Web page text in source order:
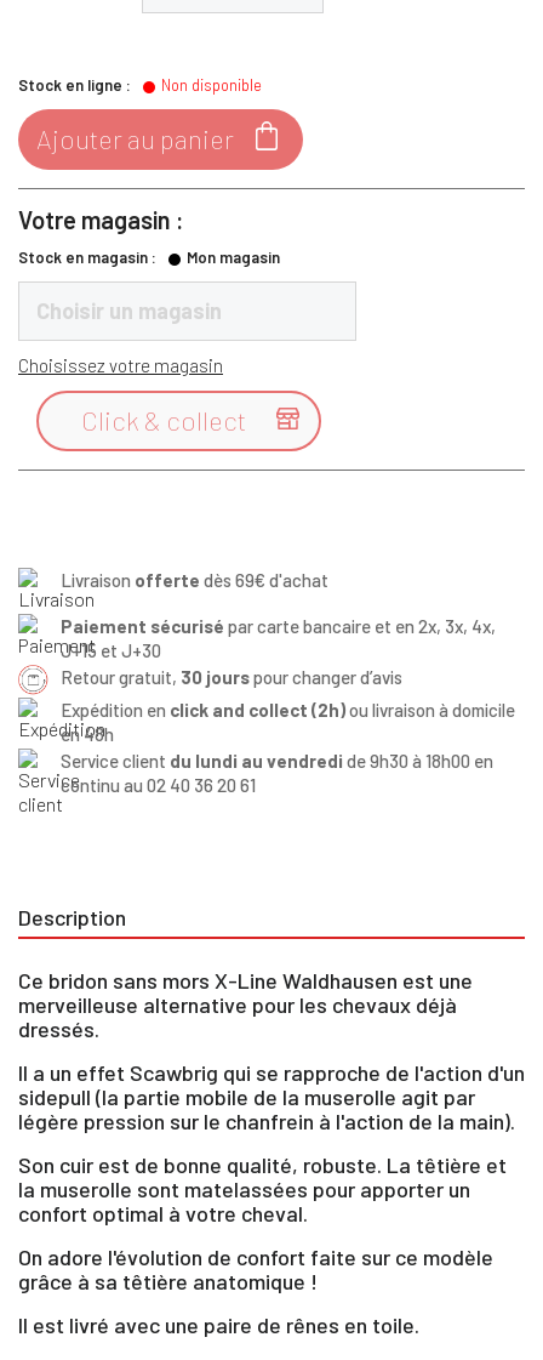
Stock en ligne : Non disponible

Ajouter au panier
Votre magasin :
Stock en magasin : Mon magasin
Choisir un magasin
Choisissez votre magasin

Click & collect
Livraison offerte dès 69€ d'achat
Paiement sécurisé par carte bancaire et en 2x, 3x, 4x,
J+15 et J+30
Retour gratuit, 30 jourspour changer d’avis
Expédition en click and collect (2h)ou livraison à domicile
en 48h
Service client du lundi au vendredi de 9h30 à 18h00 en
continu au 02 40 36 20 61
Description
Ce bridon sans mors X-Line Waldhausen est une
merveilleuse alternative pour les chevaux déjà
dressés.
Il a un effet Scawbrig qui se rapproche de l'action d'un
sidepull (la partie mobile de la muserolle agit par
légère pression sur le chanfrein à l'action de la main).
Son cuir est de bonne qualité, robuste. La têtière et
la muserolle sont matelassées pour apporter un
confort optimal à votre cheval.
On adore l'évolution de confort faite sur ce modèle
grâce à sa têtière anatomique !
Il est livré avec une paire de rênes en toile.
×